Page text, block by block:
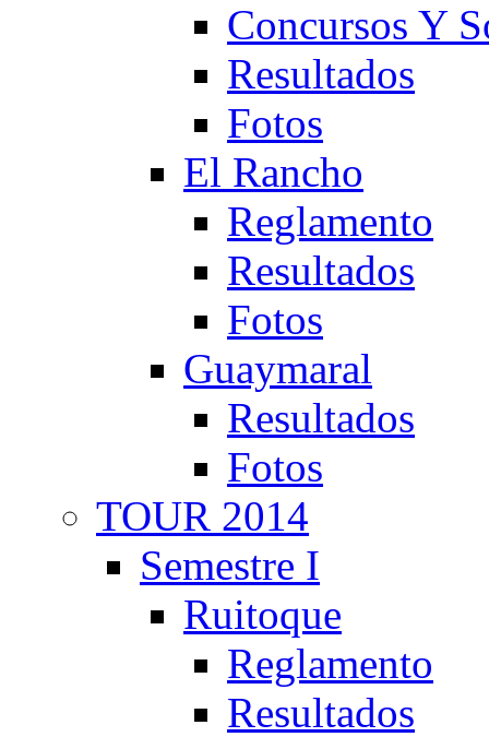
Concursos Y
Resultados
Fotos
El Rancho
Reglamento
Resultados
Fotos
Guaymaral
Resultados
Fotos
TOUR 2014
Semestre I
Ruitoque
Reglamento
Resultados